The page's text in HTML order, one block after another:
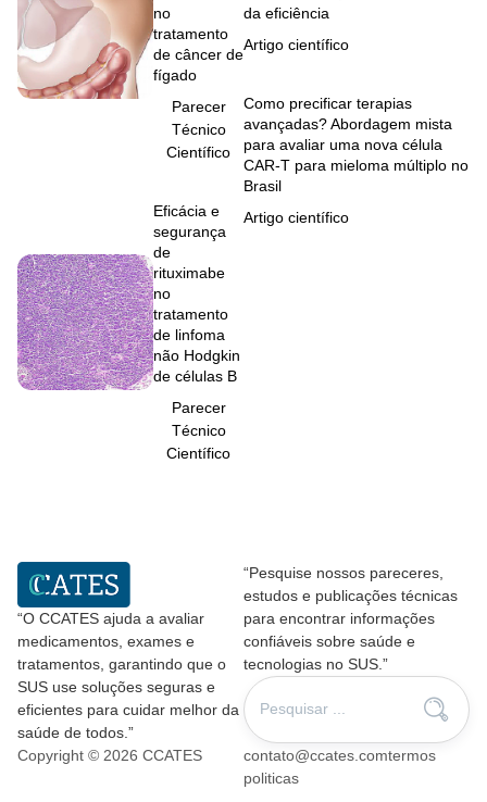
no
tratamento
de câncer de
fígado
Parecer
Técnico
Científico
Eficácia e
segurança
de
rituximabe
no
tratamento
de linfoma
não Hodgkin
de células B
Parecer
Técnico
Científico
da eficiência
Artigo científico
Como precificar terapias
avançadas? Abordagem mista
para avaliar uma nova célula
CAR-T para mieloma múltiplo no
Brasil
Artigo científico
“O CCATES ajuda a avaliar
medicamentos, exames e
tratamentos, garantindo que o
SUS use soluções seguras e
eficientes para cuidar melhor da
saúde de todos.”
“Pesquise nossos pareceres,
estudos e publicações técnicas
para encontrar informações
confiáveis sobre saúde e
tecnologias no SUS.”
Copyright © 2026 CCATES contato@ccates.comtermos
politicas